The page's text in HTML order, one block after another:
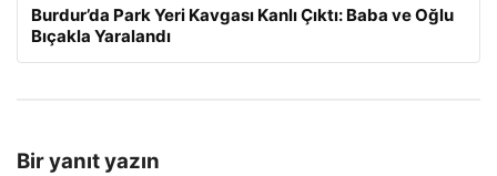
Burdur’da Park Yeri Kavgası Kanlı Çıktı: Baba ve Oğlu
Bıçakla Yaralandı
Bir yanıt yazın